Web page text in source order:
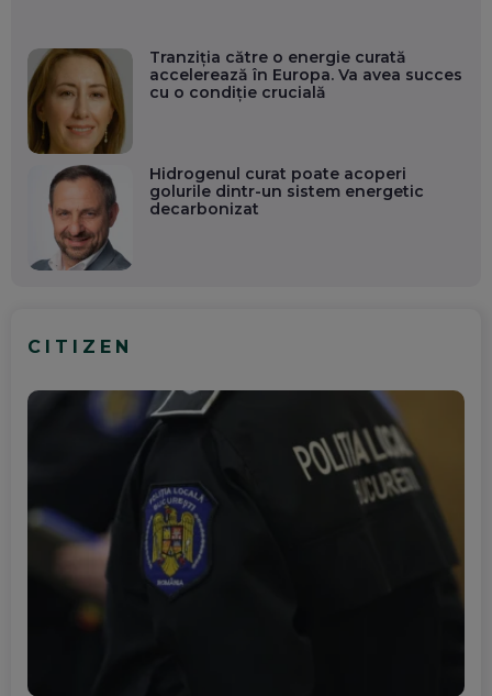
Tranziția către o energie curată
accelerează în Europa. Va avea succes
cu o condiție crucială
Hidrogenul curat poate acoperi
golurile dintr-un sistem energetic
decarbonizat
CITIZEN